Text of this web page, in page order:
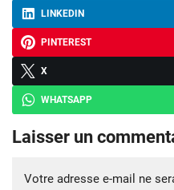
LINKEDIN
PINTEREST
X
WHATSAPP
Laisser un
Votre adresse e-mail ne